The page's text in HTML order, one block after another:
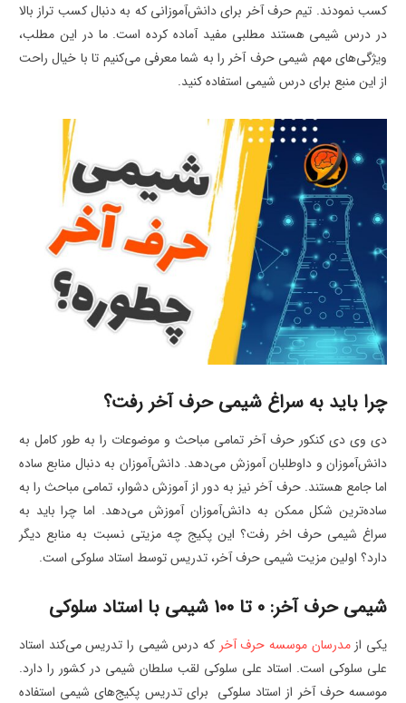
کسب نمودند. تیم حرف آخر برای دانش‌آموزانی که به دنبال کسب تراز بالا
در درس شیمی هستند مطلبی مفید آماده کرده است. ما در این مطلب،
ویژگی‌های مهم شیمی حرف آخر را به شما معرفی می‌کنیم تا با خیال راحت
از این منبع برای درس شیمی استفاده کنید.
چرا باید به سراغ شیمی حرف آخر رفت؟
دی وی دی کنکور حرف آخر تمامی مباحث و موضوعات را به طور کامل به
دانش‌آموزان و داوطلبان آموزش می‌دهد. دانش‌آموزان به دنبال منابع ساده
اما جامع هستند. حرف آخر نیز به دور از آموزش دشوار، تمامی مباحث را به
ساده‌ترین شکل ممکن به دانش‌آموزان آموزش می‌دهد. اما چرا باید به
سراغ شیمی حرف اخر رفت؟ این پکیج چه مزیتی نسبت به منابع دیگر
دارد؟ اولین مزیت شیمی حرف آخر، تدریس توسط استاد سلوکی است.
شیمی حرف آخر: 0 تا 100 شیمی با استاد سلوکی
یکی ازمدرسان موسسه حرف آخر که درس شیمی را تدریس می‌کند استاد
علی سلوکی است. استاد علی سلوکی لقب سلطان شیمی در کشور را دارد.
موسسه حرف آخر از استاد سلوکی برای تدریس پکیج‌های شیمی استفاده